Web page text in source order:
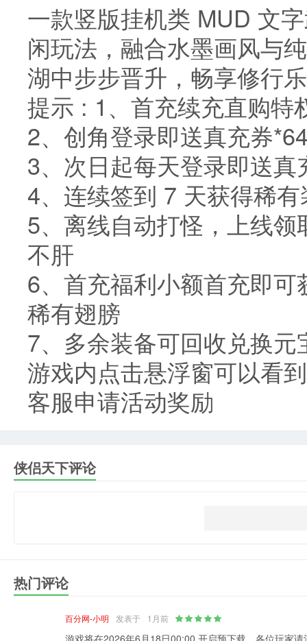
一款竖版挂机类 MUD 文
闲玩法，融合水墨画风与
湖中步步晋升，畅享修行
提示 : 1、首充续充直购特
2、创角登录即送真充券
3、次日起每天登录即送
4、连续签到 7 天获得稀
5、离线自动打怪，上线
不肝
6、首充福利小额首充即
稀有翅膀
7、多余装备可回收兑换
游戏内点击悬浮窗可以看
客服申请活动奖励
侠侣天下评论
热门评论
百分网-小明 发表于 1月前
游戏将在2026年6月18日00:00 开启预下载，各位玩家请